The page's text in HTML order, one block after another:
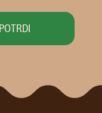
POTRDI